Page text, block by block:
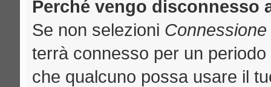
Perché vengo disconnesso
Se non selezioni
terrà connesso per un
che qualcuno possa usare il